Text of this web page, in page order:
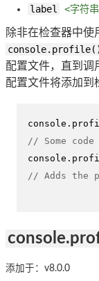
label <字符
除非在检查器中使
配置文件，直到调
配置文件将添加到
console .
// Some code
console .
// Adds the
添加于：v8.0.0